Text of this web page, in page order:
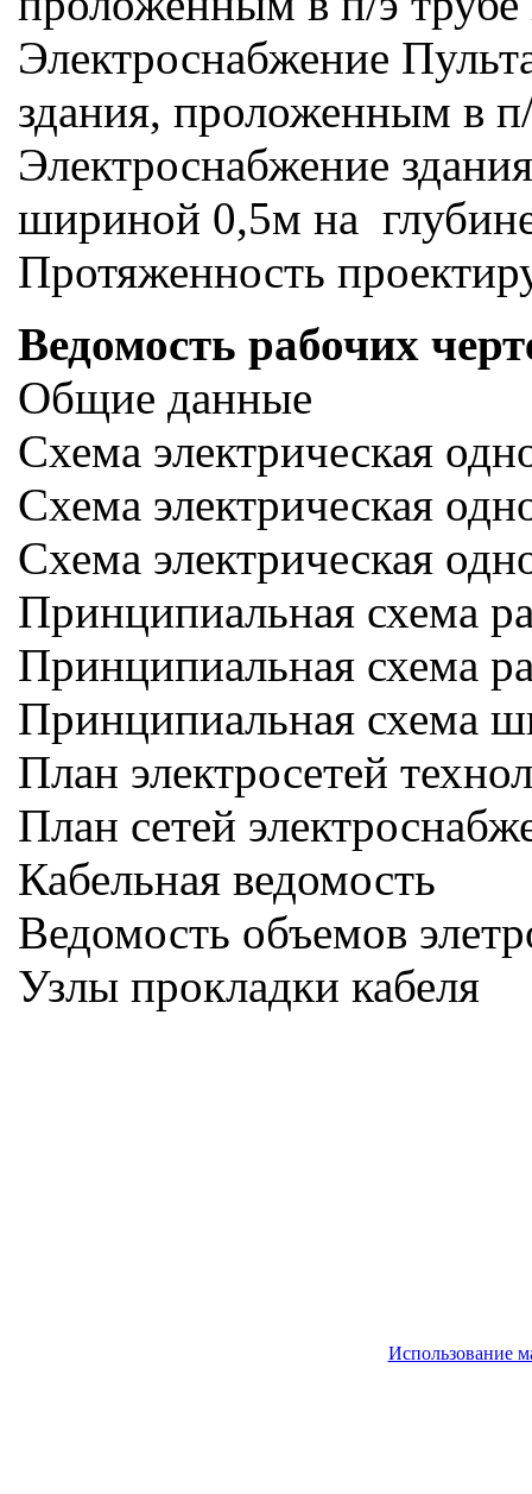
Электроснабжение
здания, проложенным в
Электроснабжение
шириной 0,5м на
Протяженность
Ведомость рабочих
Общие данные
Схема электрическая
Схема электрическая
Схема электрическая
Принципиальная схема
Принципиальная схема
Принципиальная схема
План электросетей
План сетей
Кабельная ведомость
Ведомость объемов
Узлы прокладки кабеля
Использование